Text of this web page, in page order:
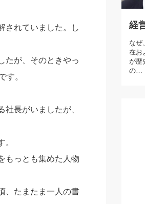
事術」(28)
の見どころ・勘どころ・ツッコミどこ
い！(12)
欧米資産家に学ぶ二世教育(100)
行動科学マネジメント(5)
眼と耳で楽しむ
社長の「氣」
米国スポーツ
高橋一喜の『
(7)
されていました。し
たが、そのときやっ
す。
長がいましたが、
もっとも集めた人物
、たまたま一人の書
経
なぜ
在お
が歴
の…